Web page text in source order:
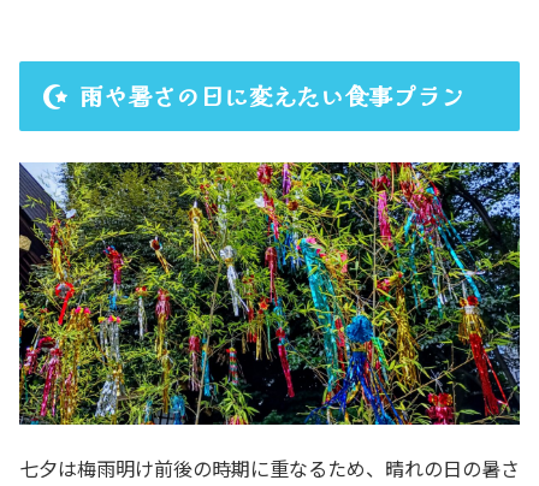
雨や暑さの日に変えたい食事プラン
七夕は梅雨明け前後の時期に重なるため、晴れの日の暑さ